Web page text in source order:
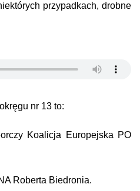
przypadkach, drobne
nr 13 to:
Koalicja Europejska PO
Roberta Biedronia.